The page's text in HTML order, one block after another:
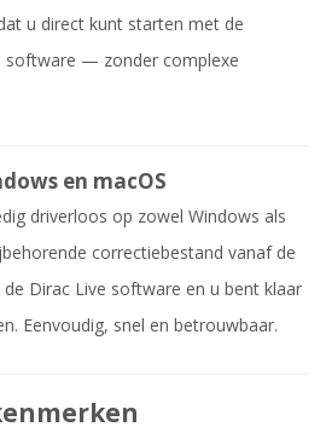
u direct kunt starten met de
software — zonder complexe
en macOS
driverloos op zowel Windows als
correctiebestand vanaf de
Dirac Live software en u bent klaar
Eenvoudig, snel en betrouwbaar.